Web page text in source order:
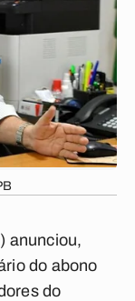
anunciou,
do abono
do